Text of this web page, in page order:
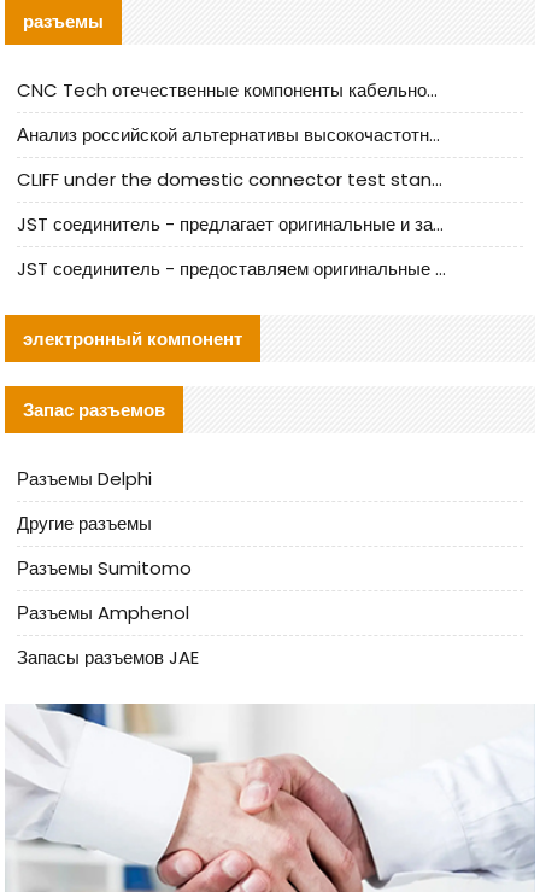
разъемы
CNC Tech отечественные компоненты кабельной арматуры оценка и руководство по производственному внедрению
Анализ российской альтернативы высокочастотных кабельных колодцев I-PEX
CLIFF under the domestic connector test standard update
JST соединитель - предлагает оригинальные и заменяющие JST NSHR-02V-S соединители
JST соединитель - предоставляем оригинальные JST GHR-09V-S соединители и их аналоги
электронный компонент
Запас разъемов
Разъемы Delphi
Другие разъемы
Разъемы Sumitomo
Разъемы Amphenol
Запасы разъемов JAE